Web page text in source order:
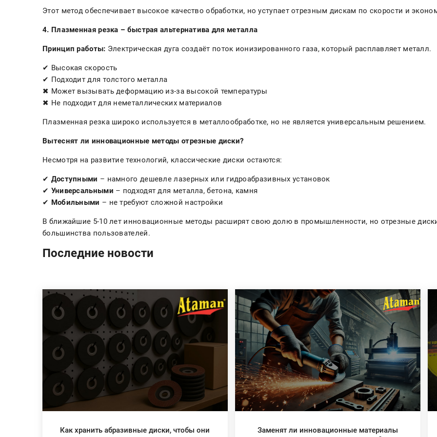
Этот метод обеспечивает высокое качество обработки, но уступает отрезным дискам по скорости и
4. Плазменная резка – быстрая альтернатива для металла
Принцип работы: Электрическая дуга создаёт поток ионизированного газа, который расплавляет металл.
✔ Высокая скорость
✔ Подходит для толстого металла
✖ Может вызывать деформацию из-за высокой температуры
✖ Не подходит для неметаллических материалов
Плазменная резка широко используется в металлообработке, но не является универсальным решением.
Вытеснят ли инновационные методы отрезные диски?
Несмотря на развитие технологий, классические диски остаются:
✔ Доступными – намного дешевле лазерных или гидроабразивных установок
✔ Универсальными – подходят для металла, бетона, камня
✔ Мобильными – не требуют сложной настройки
В ближайшие 5-10 лет инновационные методы расширят свою долю в промышленности, но отрезные
большинства пользователей.
Последние новости
Как хранить абразивные диски, чтобы они
Заменят ли инновационные материалы